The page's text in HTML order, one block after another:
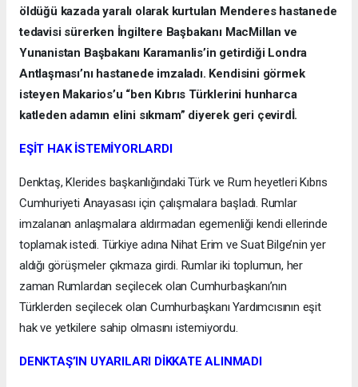
öldüğü kazada yaralı olarak kurtulan Menderes hastanede
tedavisi sürerken İngiltere Başbakanı MacMillan ve
Yunanistan Başbakanı Karamanlis’in getirdiği Londra
Antlaşması’nı hastanede imzaladı. Kendisini görmek
isteyen Makarios’u “ben Kıbrıs Türklerini hunharca
katleden adamın elini sıkmam” diyerek geri çevirdİ.
EŞİT HAK İSTEMİYORLARDI
Denktaş, Klerides başkanlığındaki Türk ve Rum heyetleri Kıbrıs
Cumhuriyeti Anayasası için çalışmalara başladı. Rumlar
imzalanan anlaşmalara aldırmadan egemenliği kendi ellerinde
toplamak istedi. Türkiye adına Nihat Erim ve Suat Bilge’nin yer
aldığı görüşmeler çıkmaza girdi. Rumlar iki toplumun, her
zaman Rumlardan seçilecek olan Cumhurbaşkanı’nın
Türklerden seçilecek olan Cumhurbaşkanı Yardımcısının eşit
hak ve yetkilere sahip olmasını istemiyordu.
DENKTAŞ’IN UYARILARI DİKKATE ALINMADI